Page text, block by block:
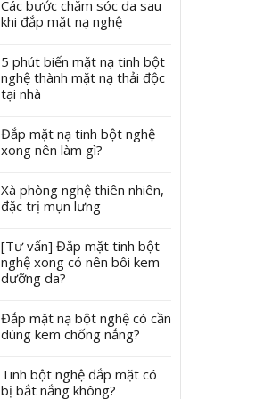
Các bước chăm sóc da sau
khi đắp mặt nạ nghệ
5 phút biến mặt nạ tinh bột
nghệ thành mặt nạ thải độc
tại nhà
Đắp mặt nạ tinh bột nghệ
xong nên làm gì?
Xà phòng nghệ thiên nhiên,
đặc trị mụn lưng
[Tư vấn] Đắp mặt tinh bột
nghệ xong có nên bôi kem
dưỡng da?
Đắp mặt nạ bột nghệ có cần
dùng kem chống nắng?
Tinh bột nghệ đắp mặt có
bị bắt nắng không?